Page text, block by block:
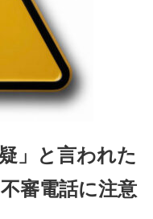
」と言われた
審電話に注意